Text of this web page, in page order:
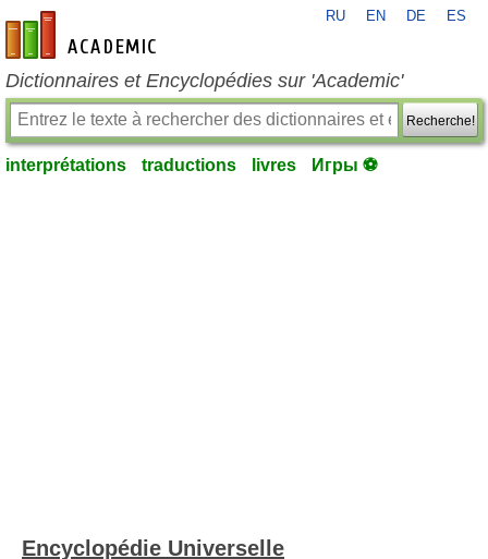
fr-academic.com
RU EN DE ES
Dictionnaires et Encyclopédies sur 'Academic'
Recherche!
interprétations traductions livres Игры ⚽
Encyclopédie Universelle